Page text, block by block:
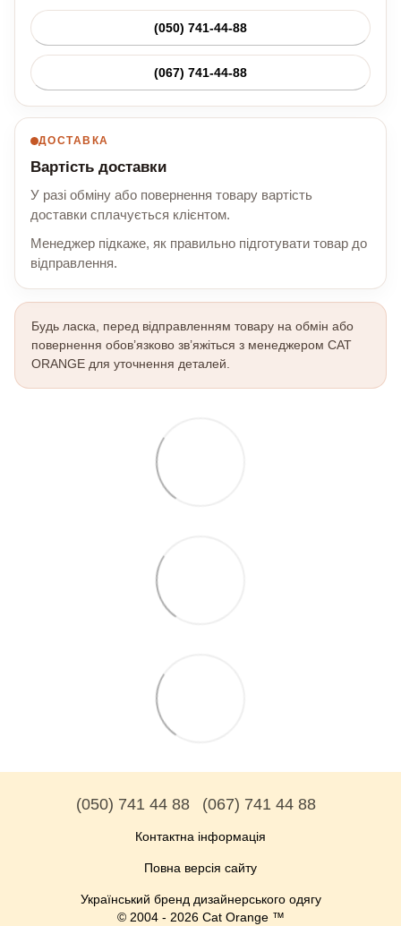
(050) 741-44-88
(067) 741-44-88
ДОСТАВКА
Вартість доставки
У разі обміну або повернення товару вартість
доставки сплачується клієнтом.
Менеджер підкаже, як правильно підготувати товар до
відправлення.
Будь ласка, перед відправленням товару на обмін або
повернення обов’язково зв’яжіться з менеджером CAT
ORANGE для уточнення деталей.
(050) 741 44 88 (067) 741 44 88
Контактна інформація
Повна версія сайту
Український бренд дизайнерського одягу
© 2004 - 2026 Cat Orange ™